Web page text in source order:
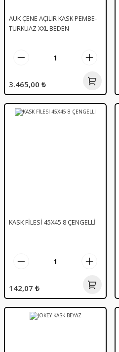
AUK ÇENE AÇILIR KASK PEMBE-
TURKUAZ XXL BEDEN
3.465,00 ₺
KASK FİLESİ 45X45 8 ÇENGELLİ
142,07 ₺